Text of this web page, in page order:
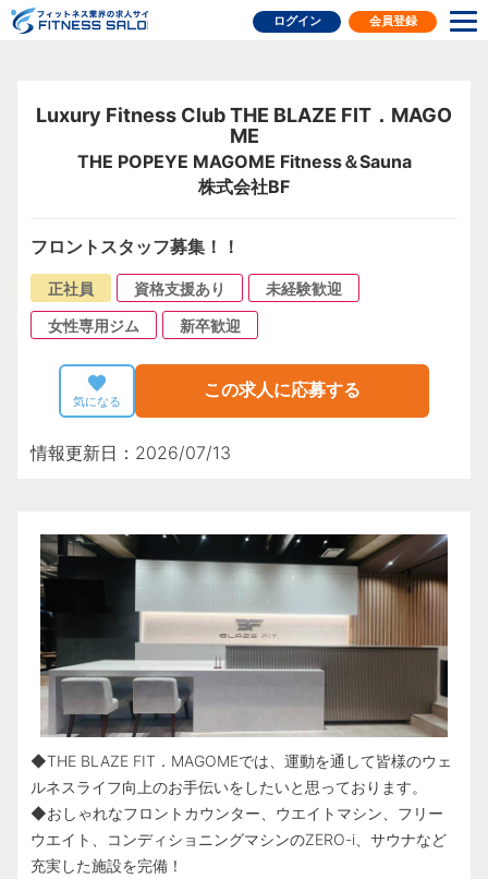
フィットネス業界の求人
ログイン 会員登録
Luxury Fitness Club THE BLAZE FIT．MAGO
ME
THE POPEYE MAGOME Fitness＆Sauna
株式会社BF
フロントスタッフ募集！！
正社員 資格支援あり
未経験歓迎
女性専用ジム
新卒歓迎
気になる
この求人に応募する
情報更新日：2026/07/13
◆THE BLAZE FIT．MAGOMEでは、運動を通して皆様のウェ
ルネスライフ向上のお手伝いをしたいと思っております。
◆おしゃれなフロントカウンター、ウエイトマシン、フリー
ウエイト、コンディショニングマシンのZERO-i、サウナなど
充実した施設を完備！